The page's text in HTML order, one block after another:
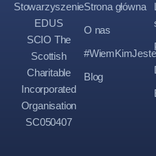
Stowarzyszenie
EDUS
SCIO The
Scottish
Charitable
Incorporated
Organisation
SC050407
Strona główna
O nas
Blog